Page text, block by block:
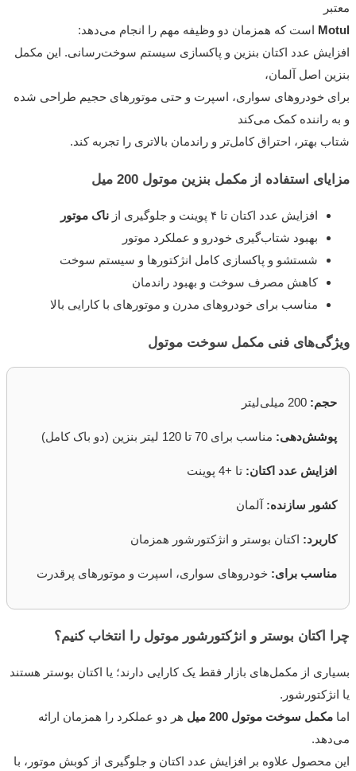
معتبر
Motul است که همزمان دو وظیفه مهم را انجام می‌دهد:
افزایش عدد اکتان بنزین و پاکسازی سیستم سوخت‌رسانی. این مکمل
بنزین اصل آلمان،
برای خودروهای سواری، اسپرت و حتی موتورهای حجیم طراحی شده
و به راننده کمک می‌کند
شتاب بهتر، احتراق کامل‌تر و راندمان بالاتری را تجربه کند.
مزایای استفاده از مکمل بنزین موتول 200 میل
افزایش عدد اکتان تا ۴ پوینت و جلوگیری از
ناک موتور
بهبود شتاب‌گیری خودرو و عملکرد موتور
شستشو و پاکسازی کامل انژکتورها و سیستم سوخت
کاهش مصرف سوخت و بهبود راندمان
مناسب برای خودروهای مدرن و موتورهای با کارایی بالا
ویژگی‌های فنی مکمل سوخت موتول
حجم:
پوشش‌دهی: مناسب برای 70 تا 120 لیتر بنزین (دو باک کامل)
افزایش عدد اکتان: تا +4 پوینت
کشور سازنده: آلمان
کاربرد: اکتان بوستر و انژکتورشور همزمان
مناسب برای: خودروهای سواری، اسپرت و موتورهای پرقدرت
چرا اکتان بوستر و انژکتورشور موتول را انتخاب کنیم؟
بسیاری از مکمل‌های بازار فقط یک کارایی دارند؛ یا اکتان بوستر هستند
یا انژکتورشور.
اما مکمل سوخت موتول 200 میل
هر دو عملکرد را همزمان ارائه
می‌دهد.
این محصول علاوه بر افزایش عدد اکتان و جلوگیری از کوبش موتور، با